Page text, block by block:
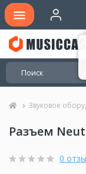
Звуковое
Разъем
0